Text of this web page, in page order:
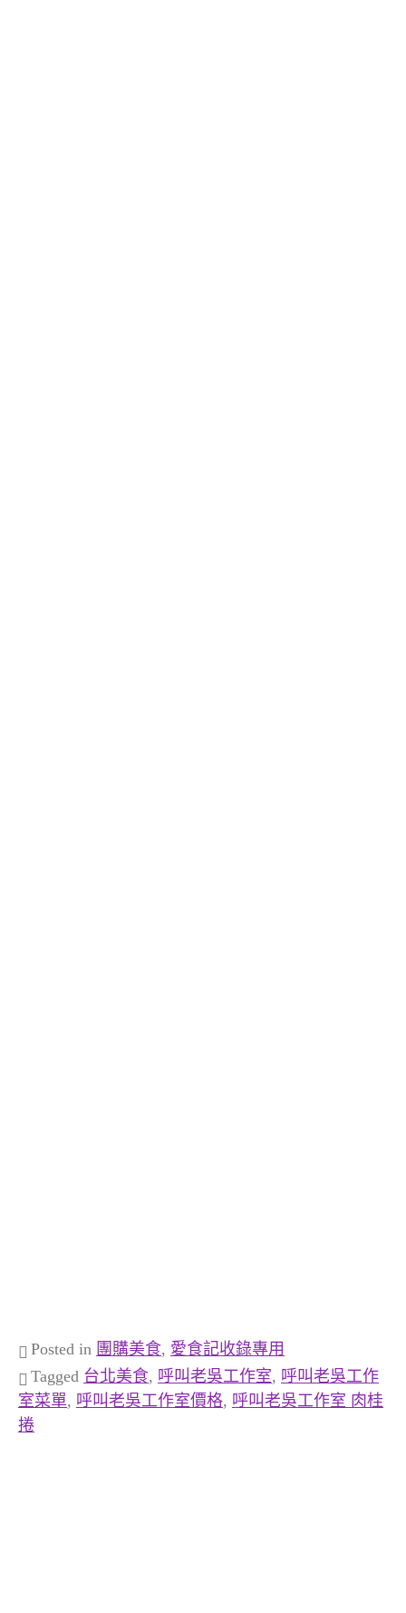
Posted in 團購美食, 愛食記收錄專用
Tagged 台北美食, 呼叫老吳工作室, 呼叫老吳工作
室菜單, 呼叫老吳工作室價格, 呼叫老吳工作室 肉桂
捲